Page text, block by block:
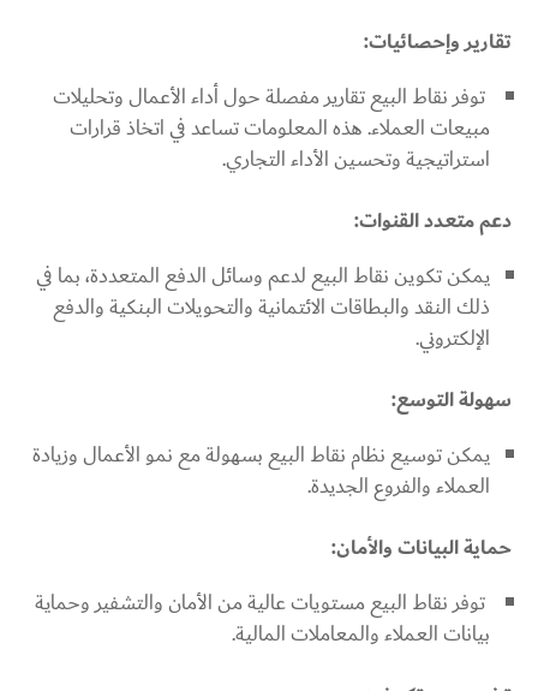
تقارير وإحصائيات:
توفر نقاط البيع تقارير مفصلة حول أداء الأعمال وتحليلات
مبيعات العملاء. هذه المعلومات تساعد في اتخاذ قرارات
استراتيجية وتحسين الأداء التجاري.
دعم متعدد القنوات:
يمكن تكوين نقاط البيع لدعم وسائل الدفع المتعددة، بما في
ذلك النقد والبطاقات الائتمانية والتحويلات البنكية والدفع
الإلكتروني.
سهولة التوسع:
يمكن توسيع نظام نقاط البيع بسهولة مع نمو الأعمال وزيادة
العملاء والفروع الجديدة.
حماية البيانات والأمان:
توفر نقاط البيع مستويات عالية من الأمان والتشفير وحماية
بيانات العملاء والمعاملات المالية.